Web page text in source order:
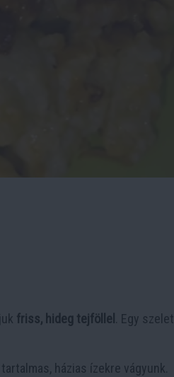
friss, hideg tejföllel
. Egy szelet
házias ízekre vágyunk.